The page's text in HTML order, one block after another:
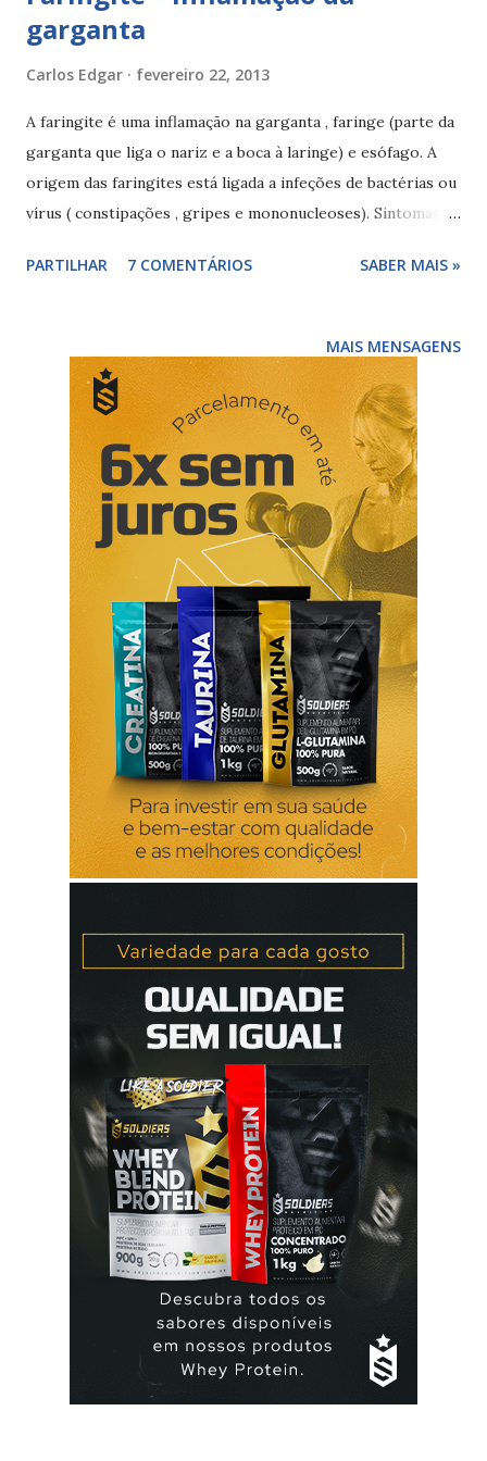
garganta
Carlos Edgar fevereiro 22, 2013
A faringite é uma inflamação na garganta , faringe (parte da
garganta que liga o nariz e a boca à laringe) e esófago. A
origem das faringites está ligada a infeções de bactérias ou
vírus ( constipações , gripes e mononucleoses). Sintomas
garganta , ardor e dor a engolir, febre , dores de cabeça,
relacionadas com vírus não devem ser medicadas com
antibióticos, opte por medidas naturais, as faringites
bacterianas podem ser tratadas com antibióticos. As
faringites bacterianas devem ser tratadas pois podem
causar complicações tardias tais como: febre reumática,
escarlatina , alterações cardíacas e renais. carlosedgar.com
Descubra alguns posts relacionados Febre Escarlatina Bebé
Faringite Garganta Fontes bibliográficas carlosedgar.com
O que perguntamos sobre saud...
PARTILHAR 7 COMENTÁRIOS SABER MAIS »
MAIS MENSAGENS